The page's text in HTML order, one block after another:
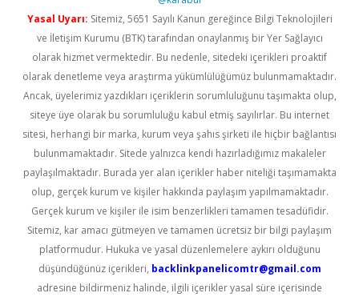
Yasal Uyarı: Sitemiz, 5651 Sayılı Kanun gereğince Bilgi Teknolojileri
ve İletişim Kurumu (BTK) tarafından onaylanmış bir Yer Sağlayıcı
olarak hizmet vermektedir. Bu nedenle, sitedeki içerikleri proaktif
olarak denetleme veya araştırma yükümlülüğümüz bulunmamaktadır.
Ancak, üyelerimiz yazdıkları içeriklerin sorumluluğunu taşımakta olup,
siteye üye olarak bu sorumluluğu kabul etmiş sayılırlar. Bu internet
sitesi, herhangi bir marka, kurum veya şahıs şirketi ile hiçbir bağlantısı
bulunmamaktadır. Sitede yalnızca kendi hazırladığımız makaleler
paylaşılmaktadır. Burada yer alan içerikler haber niteliği taşımamakta
olup, gerçek kurum ve kişiler hakkında paylaşım yapılmamaktadır.
Gerçek kurum ve kişiler ile isim benzerlikleri tamamen tesadüfidir.
Sitemiz, kar amacı gütmeyen ve tamamen ücretsiz bir bilgi paylaşım
platformudur. Hukuka ve yasal düzenlemelere aykırı olduğunu
düşündüğünüz içerikleri, backlinkpanelicomtr@gmail.com
adresine bildirmeniz halinde, ilgili içerikler yasal süre içerisinde